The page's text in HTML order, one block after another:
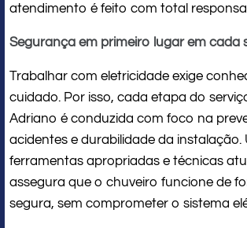
atendimento é feito com total
Segurança em primeiro lugar em cada
Trabalhar com eletricidade exige
cuidado. Por isso, cada etapa do
Adriano é conduzida com foco na
acidentes e durabilidade da instalação.
ferramentas apropriadas e técnicas
assegura que o chuveiro funcione de
segura, sem comprometer o sistema